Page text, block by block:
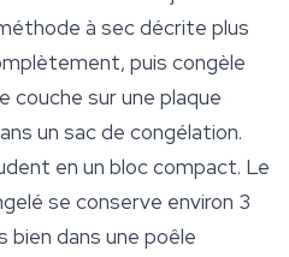
à sec décrite plus
puis congèle
couche sur une plaque
un sac de congélation.
en un bloc compact. Le
se conserve environ 3
dans une poêle